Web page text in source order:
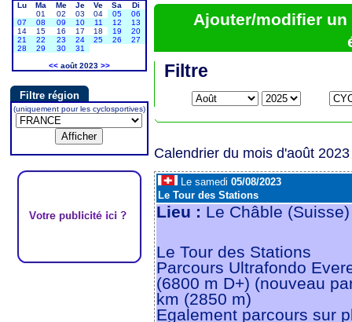
Lu Ma Me Je Ve Sa
Di
01
02 03 04 05
06
07
08 09 10 11 12
13
14
15 16 17 18 19
20
21
22 23 24 25 26
27
28
29 30
31
<<août 2023 >>
Filtre région
(uniquement pour les cyclosportives)
Ajouter/modifier un
Filtre
Calendrier du mois d'août 2023
Le samedi 05/08/2023
Le Tour des Stations
Lieu : Le Châble
Le Tour des Stations
Parcours Ultrafondo
(6800 m D+) (nouveau
km (2850 m)
Egalement parcours sur